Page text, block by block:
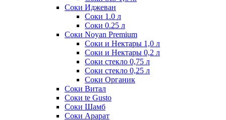
Соки Иджеван
Соки 1.0 л
Соки 0.25 л
Соки Noyan Premium
Соки и Нектары 1,0 л
Соки и Нектары 0,2 л
Соки стекло 0,75 л
Соки стекло 0,25 л
Соки Органик
Соки Витал
Соки te Gusto
Соки Шамб
Соки Арарат